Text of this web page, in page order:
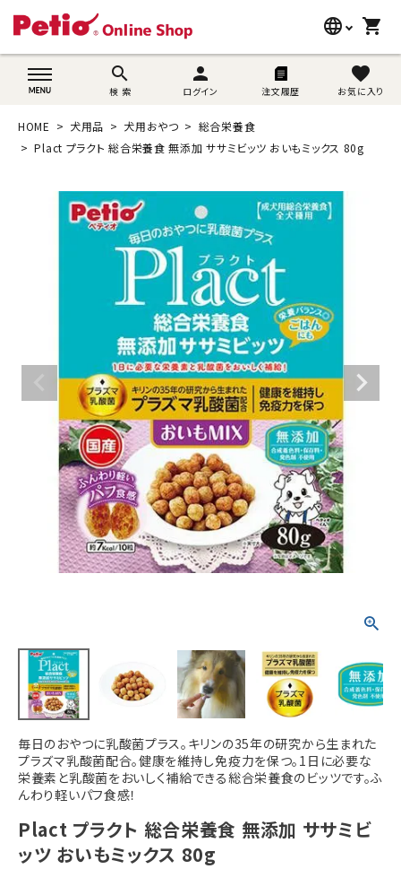
language
wovn-lang-name
shopping_cart
search
検 索
person
ログイン 注文履歴
favorite
お気に入り
search
猫用品
うさぎ用品
ブランド別に探す
目的別に探す
ご利用案内
ACCOUNT MENU
ようこそ ゲスト 様
ログイン person 新規会員登録
HOME 犬用品 犬用おやつ
総合栄養食
Plact プラクト 総合栄養食 無添加 ササミビッツ おいもミックス 80g
毎日のおやつに乳酸菌プラス。キリンの35年の研究から生まれた
プラズマ乳酸菌配合。健康を維持し免疫力を保つ。1日に必要な
栄養素と乳酸菌をおいしく補給できる総合栄養食のビッツです。ふ
んわり軽いパフ食感！
Plact プラクト 総合栄養食 無添加 ササミビ
ッツ おいもミックス 80g